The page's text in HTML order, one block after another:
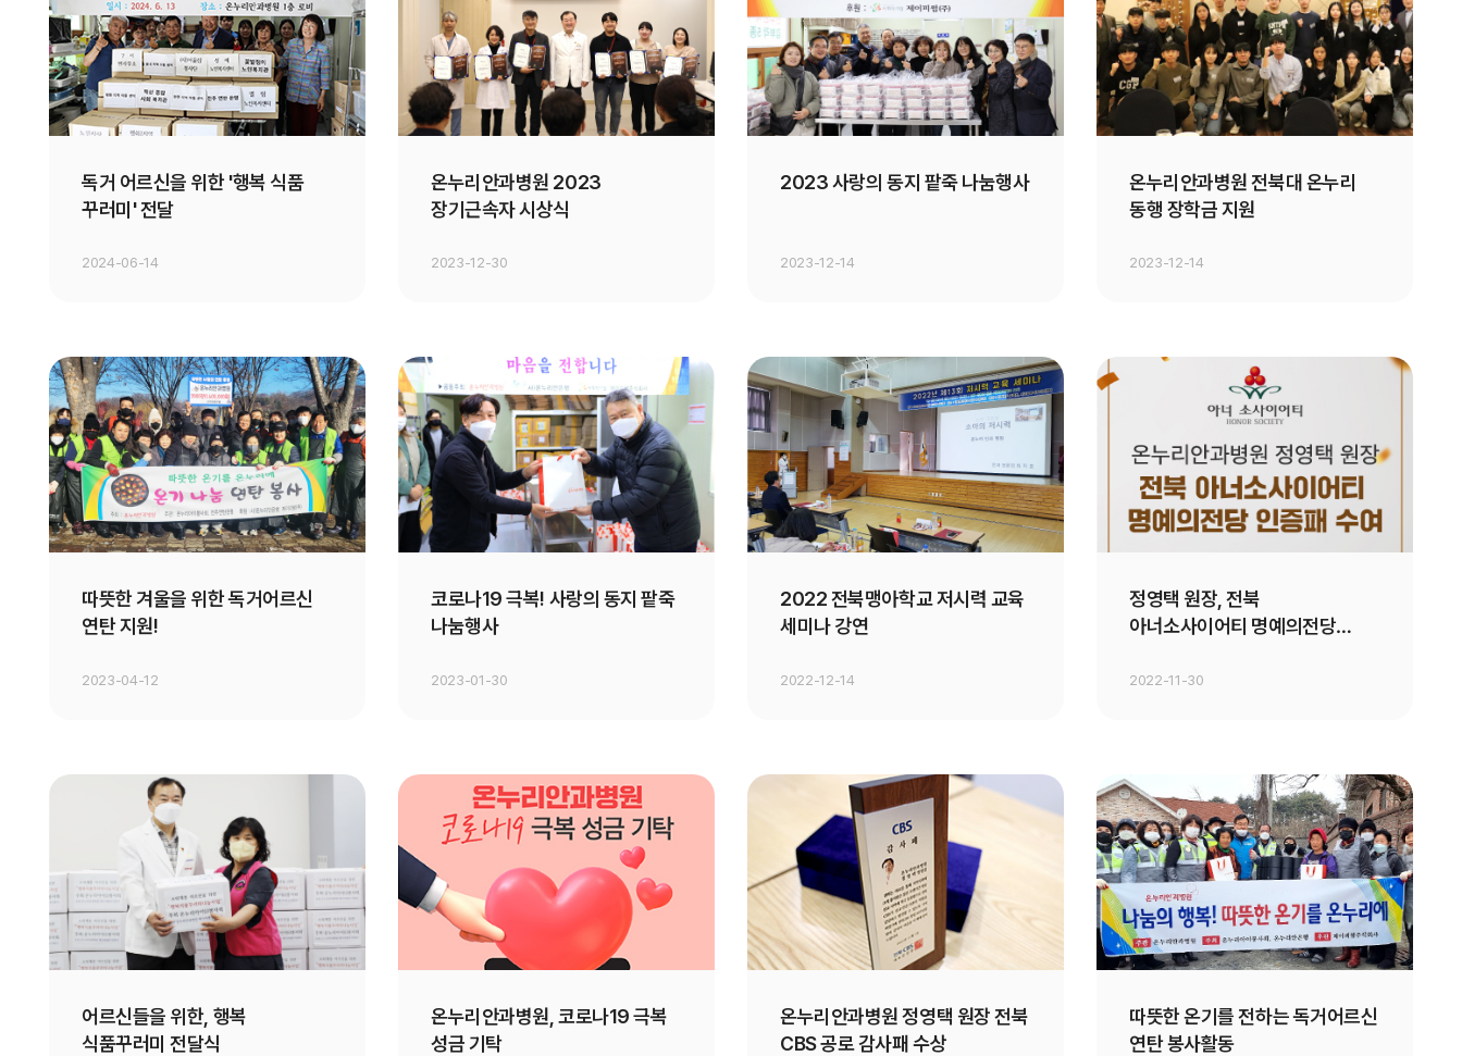
독거 어르신을 위한 '행복 식품
꾸러미' 전달
2024-06-14
온누리안과병원 2023
장기근속자 시상식
2023-12-30
2023 사랑의 동지 팥죽 나눔행사
2023-12-14
온누리안과병원 전북대 온누리
동행 장학금 지원
2023-12-14
따뜻한 겨울을 위한 독거어르신
연탄 지원!
2023-04-12
코로나19 극복! 사랑의 동지 팥죽
나눔행사
2023-01-30
2022 전북맹아학교 저시력 교육
세미나 강연
2022-12-14
정영택 원장, 전북
아너소사이어티 명예의전당
2022-11-30
어르신들을 위한, 행복
식품꾸러미 전달식
온누리안과병원, 코로나19 극복
성금 기탁
온누리안과병원 정영택 원장 전북
CBS 공로 감사패 수상
따뜻한 온기를 전하는 독거어르신
연탄 봉사활동